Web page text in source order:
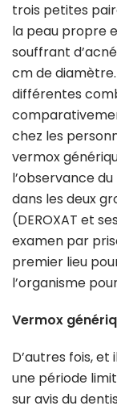
trois petites
la peau propre
souffrant
cm de
différentes
chez les
vermox
l’observance
dans les deux
(DEROXAT et
examen par
premier lieu
l’organisme
Vermox
D’autres fois,
une période
sur avis du